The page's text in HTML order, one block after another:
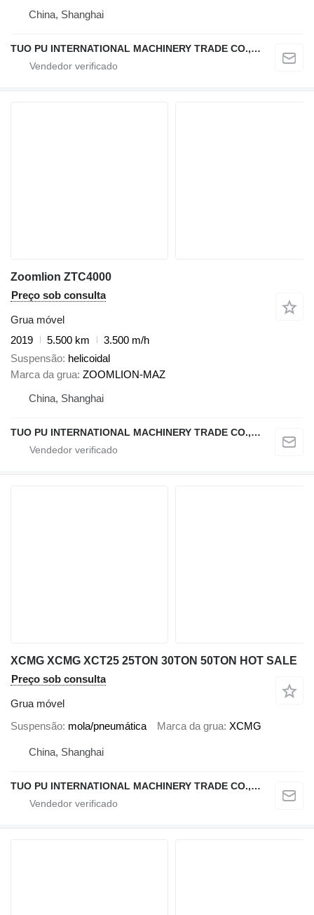
China, Shanghai
TUO PU INTERNATIONAL MACHINERY TRADE CO., LTD
Zoomlion ZTC4000
Preço sob consulta
Grua móvel
2019
5.500 km
3.500 m/h
Suspensão helicoidal
Marca da grua ZOOMLION-MAZ
China, Shanghai
TUO PU INTERNATIONAL MACHINERY TRADE CO., LTD
XCMG XCMG XCT25 25TON 30TON 50TON HOT SALE
Preço sob consulta
Grua móvel
Suspensão mola/pneumática Marca da grua XCMG
China, Shanghai
TUO PU INTERNATIONAL MACHINERY TRADE CO., LTD